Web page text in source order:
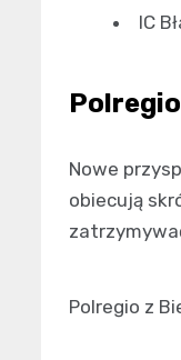
IC
Nowe
obiecują
Polregio z